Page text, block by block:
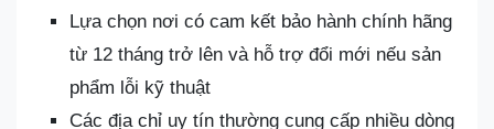
Lựa chọn nơi có cam kết bảo hành chính hãng
từ 12 tháng trở lên và hỗ trợ đổi mới nếu sản
phẩm lỗi kỹ thuật
Các địa chỉ uy tín thường cung cấp nhiều dòng